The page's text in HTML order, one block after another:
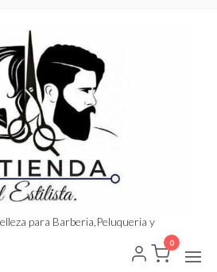
para Barberia,Peluqueria y
0